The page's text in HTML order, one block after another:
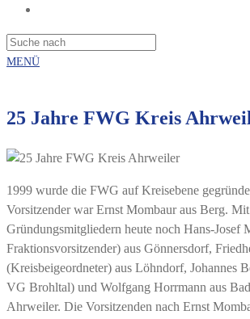
MENÜ
25 Jahre FWG Kreis
1999 wurde die FWG auf Kreisebene
Vorsitzender war Ernst Mombaur aus Berg.
Gründungsmitgliedern heute noch Hans-Josef
Fraktionsvorsitzender) aus Gönnersdorf,
(Kreisbeigeordneter) aus Löhndorf, Johannes
VG Brohltal) und Wolfgang Horrmann aus
Ahrweiler. Die Vorsitzenden nach Ernst